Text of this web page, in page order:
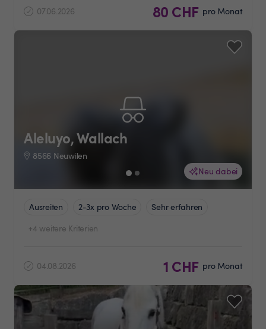
07.06.2026 80 CHF pro Monat
Neu dabei
Aleluyo, Wallach
8566 Neuwilen
Ausreiten 2-3x pro Woche
Sehr erfahren
+4 weitere Kriterien
04.08.2026 1 CHF pro Monat